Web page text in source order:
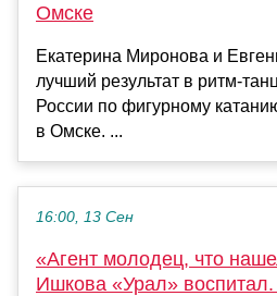
Омске
Екатерина Миронова и
лучший результат в
России по фигурному
в Омске. ...
16:00, 13 Сен
«Агент молодец, что
Ишкова «Урал»